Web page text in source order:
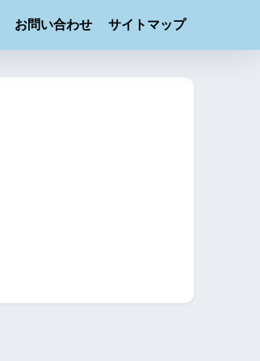
お問い合わせ サイトマップ